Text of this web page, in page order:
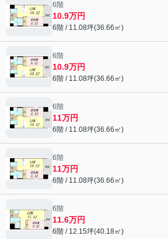
6階
10.9万円
6階 / 11.08坪(36.66㎡)
6階
10.9万円
6階 / 11.08坪(36.66㎡)
6階
11万円
6階 / 11.08坪(36.66㎡)
6階
11万円
6階 / 11.08坪(36.66㎡)
6階
11.6万円
6階 / 12.15坪(40.18㎡)